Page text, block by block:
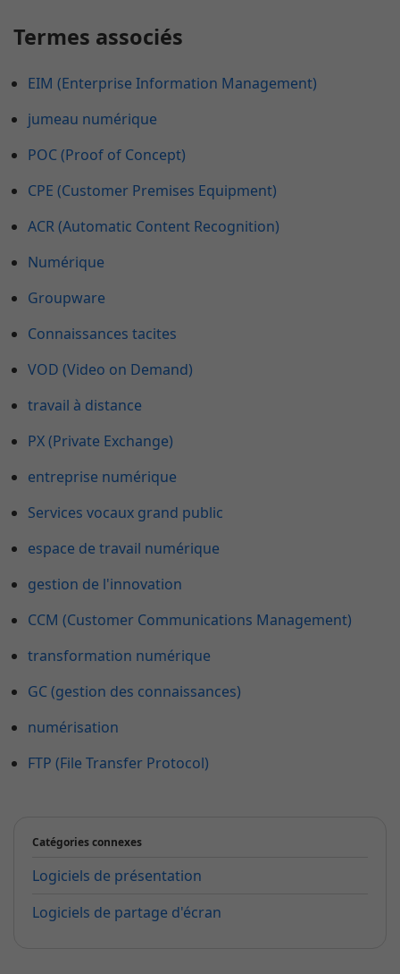
Termes associés
EIM (Enterprise Information Management)
jumeau numérique
POC (Proof of Concept)
CPE (Customer Premises Equipment)
ACR (Automatic Content Recognition)
Numérique
Groupware
Connaissances tacites
VOD (Video on Demand)
travail à distance
PX (Private Exchange)
entreprise numérique
Services vocaux grand public
espace de travail numérique
gestion de l'innovation
CCM (Customer Communications Management)
transformation numérique
GC (gestion des connaissances)
numérisation
FTP (File Transfer Protocol)
Catégories connexes
Logiciels de présentation
Logiciels de partage d'écran